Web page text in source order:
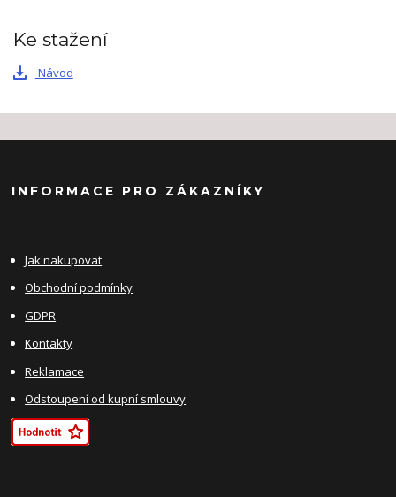
Ke stažení
Návod
INFORMACE PRO ZÁKAZNÍKY
Jak nakupovat
Obchodní podmínky
GDPR
Kontakty
Reklamace
Odstoupení od kupní smlouvy